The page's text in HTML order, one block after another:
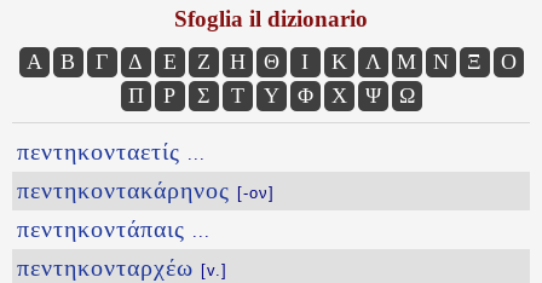
Sfoglia il dizionario
Α Β Γ Δ Ε Ζ Η Θ Ι Κ Λ Μ Ν Ξ
Ο
Π
Ρ Σ Τ Υ Φ Χ Ψ Ω
πεντηκονταετίς ...
πεντηκοντακάρηνος [-ον]
πεντηκοντάπαις ...
πεντηκονταρχέω [v.]